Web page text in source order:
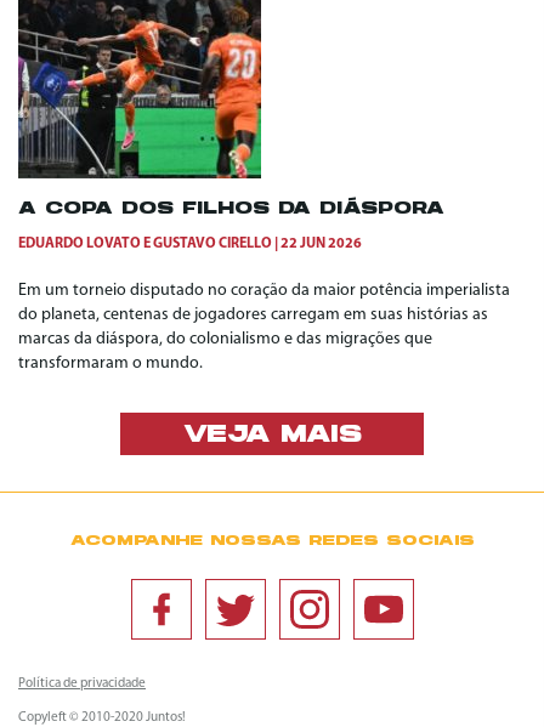
A COPA DOS FILHOS DA DIÁSPORA
EDUARDO LOVATO EGUSTAVO CIRELLO 22 JUN 2026
Em um torneio disputado no coração da maior potência imperialista
do planeta, centenas de jogadores carregam em suas histórias as
marcas da diáspora, do colonialismo e das migrações que
transformaram o mundo.
VEJA MAIS
ACOMPANHE NOSSAS REDES SOCIAIS
Política de privacidade
Copyleft © 2010-2020 Juntos!